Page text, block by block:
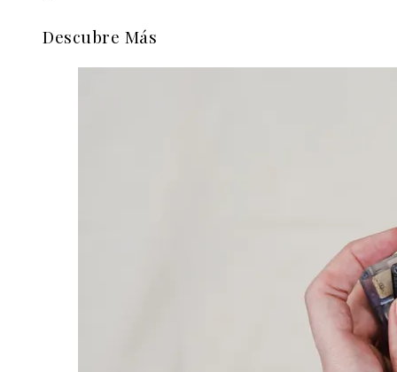
Descubre Más